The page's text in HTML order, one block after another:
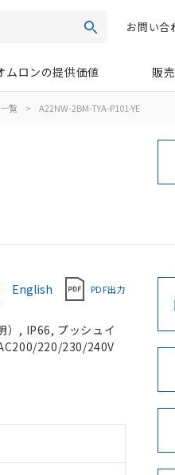
検索お問い合
ムロンの提供価値 販
覧 > A22NW-2BM-TYA-P101-YE
English PDF出力
）, IP66, プッシュイ
220/230/240V